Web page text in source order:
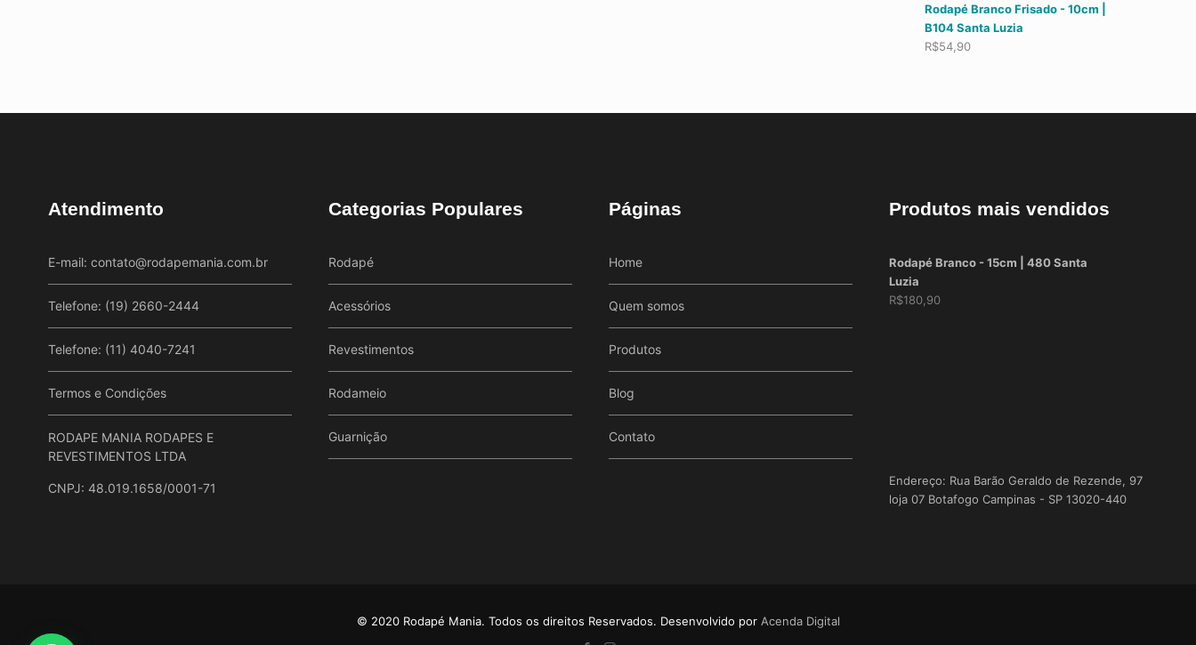
Rodapé Branco Frisado - 10cm |
B104 Santa Luzia
R$54,90
Atendimento
E-mail: contato@rodapemania.com.br
Telefone: (19) 2660-2444
Telefone: (11) 4040-7241
Termos e Condições
RODAPE MANIA RODAPES E
REVESTIMENTOS LTDA
CNPJ: 48.019.1658/0001-71
Categorias Populares
Rodapé
Acessórios
Revestimentos
Rodameio
Guarnição
Páginas
Home
Quem somos
Produtos
Blog
Contato
Produtos mais vendidos
Rodapé Branco - 15cm | 480 Santa
Luzia
R$180,90
Endereço: Rua Barão Geraldo de Rezende, 97
loja 07 Botafogo Campinas - SP 13020-440
© 2020 Rodapé Mania. Todos os direitos Reservados. Desenvolvido por Acenda Digital